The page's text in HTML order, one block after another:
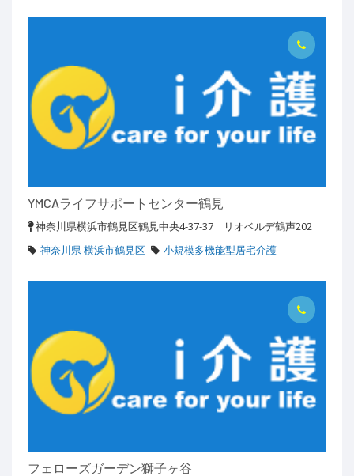
YMCAライフサポートセンター鶴見
神奈川県横浜市鶴見区鶴見中央4-37-37 リオベルデ鶴声202
神奈川県 横浜市鶴見区
小規模多機能型居宅介護
フェローズガーデン獅子ヶ谷